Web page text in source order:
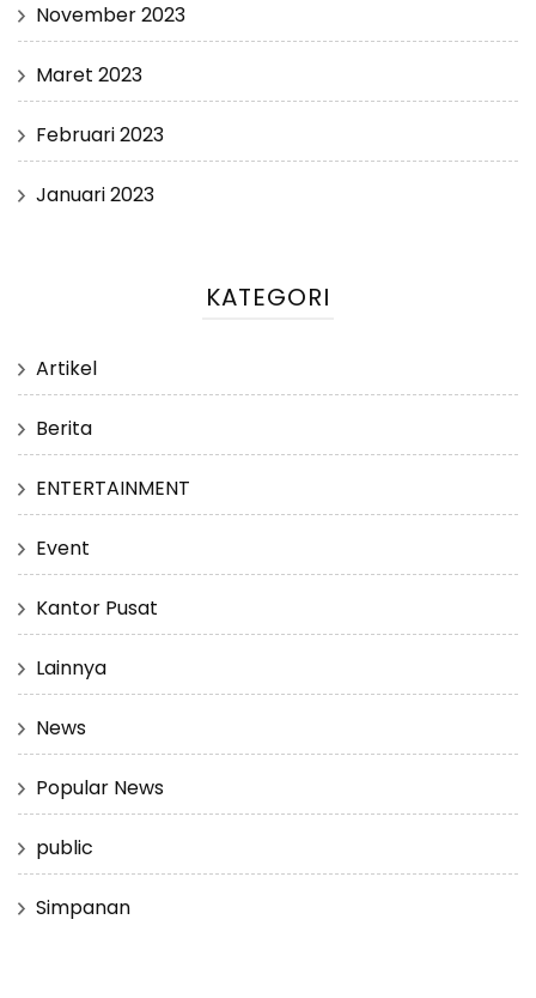
November 2023
Maret 2023
Februari 2023
Januari 2023
KATEGORI
Artikel
Berita
ENTERTAINMENT
Event
Kantor Pusat
Lainnya
News
Popular News
public
Simpanan